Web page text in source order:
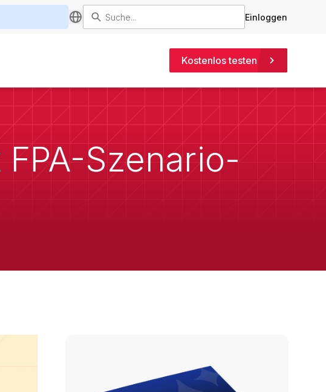
Einloggen
Kostenlos testen
Szenario-